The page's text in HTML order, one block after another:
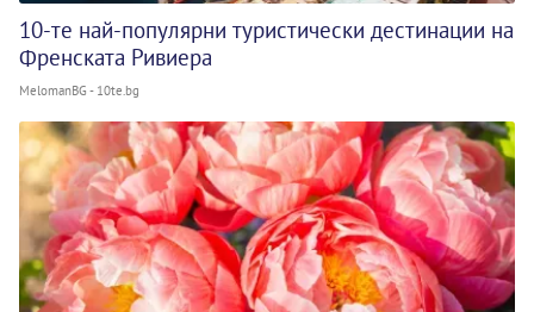
10-те най-популярни туристически дестинации на
Френската Ривиера
MelomanBG - 10te.bg